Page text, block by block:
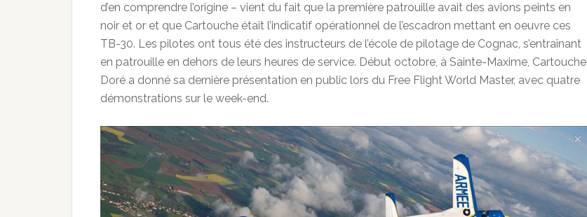
d’en comprendre l’origine – vient du fait que la première patrouille avait des avions peints en
noir et or et que Cartouche était l’indicatif opérationnel de l’escadron mettant en oeuvre ces
TB-30. Les pilotes ont tous été des instructeurs de l’école de pilotage de Cognac, s’entraînant
en patrouille en dehors de leurs heures de service. Début octobre, à Sainte-Maxime, Cartouche
Doré a donné sa dernière présentation en public lors du Free Flight World Master, avec quatre
démonstrations sur le week-end.